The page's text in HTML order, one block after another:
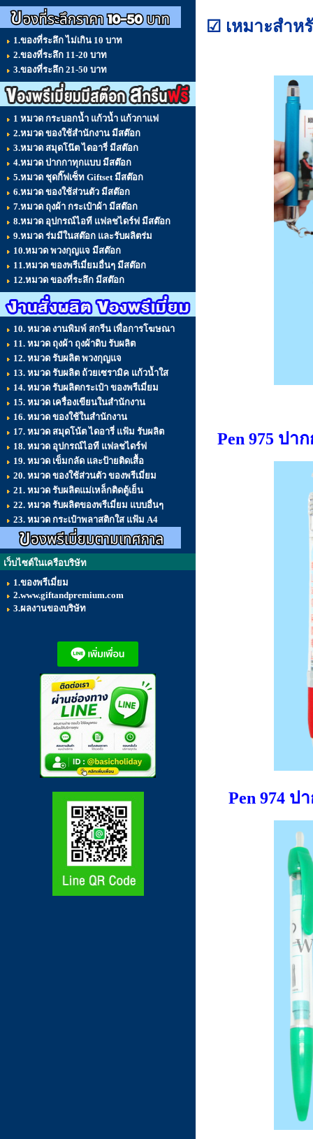
1.ของที่ระลึก ไม่เกิน 10 บาท
2.ของที่ระลึก 11-20 บาท
3.ของที่ระลึก 21-50 บาท
1 หมวด กระบอกน้ำ แก้วน้ำ แก้วกาแฟ
2.หมวด ของใช้สำนักงาน มีสต๊อก
3.หมวด สมุดโน๊ต ไดอารี่ มีสต๊อก
4.หมวด ปากกาทุกแบบ มีสต๊อก
5.หมวด ชุดกิ๊ฟเซ็ท Giftset มีสต๊อก
6.หมวด ของใช้ส่วนตัว มีสต๊อก
7.หมวด ถุงผ้า กระเป๋าผ้า มีสต๊อก
8.หมวด อุปกรณ์ไอที แฟลชไดร์ฟ มีสต๊อก
9.หมวด ร่มมีในสต๊อก และรับผลิตร่ม
10.หมวด พวงกุญแจ มีสต๊อก
11.หมวด ของพรีเมี่ยมอื่นๆ มีสต๊อก
12.หมวด ของที่ระลึก มีสต๊อก
10. หมวด งานพิมพ์ สกรีน เพื่อการโฆษณา
11. หมวด ถุงผ้า ถุงผ้าดิบ รับผลิต
12. หมวด รับผลิต พวงกุญแจ
13. หมวด รับผลิต ถ้วยเซรามิค แก้วน้ำใส
14. หมวด รับผลิตกระเป๋า ของพรีเมี่ยม
15. หมวด เครื่องเขียนในสำนักงาน
16. หมวด ของใช้ในสำนักงาน
17. หมวด สมุดโน้ต ไดอารี่ แฟ้ม รับผลิต
18. หมวด อุปกรณ์ไอที แฟลชไดร์ฟ
19. หมวด เข็มกลัด และป้ายติดเสื้อ
20. หมวด ของใช้ส่วนตัว ของพรีเมี่ยม
21. หมวด รับผลิตแม่เหล็กติดตู้เย็น
22. หมวด รับผลิตของพรีเมี่ยม แบบอื่นๆ
23. หมวด กระเป๋าพลาสติกใส แฟ้ม A4
เว็บไซต์ในเครือบริษัท
1.ของพรีเมี่ยม
2.www.giftandpremium.com
3.ผลงานของบริษัท
☑ เหมาะสำห
Pen 975 ป
Pen 974